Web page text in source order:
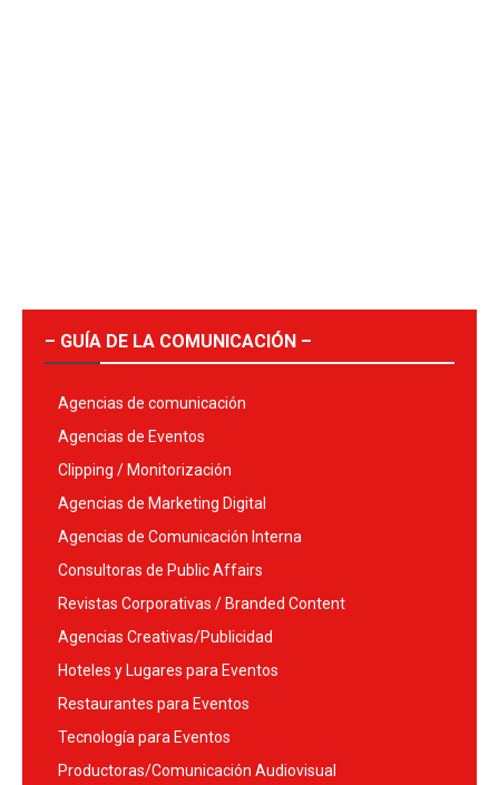
– GUÍA DE LA COMUNICACIÓN –
Agencias de comunicación
Agencias de Eventos
Clipping / Monitorización
Agencias de Marketing Digital
Agencias de Comunicación Interna
Consultoras de Public Affairs
Revistas Corporativas / Branded Content
Agencias Creativas/Publicidad
Hoteles y Lugares para Eventos
Restaurantes para Eventos
Tecnología para Eventos
Productoras/Comunicación Audiovisual